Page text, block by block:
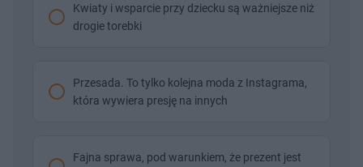
Kwiaty i wsparcie przy dziecku są ważniejsze niż
drogie torebki
Przesada. To tylko kolejna moda z Instagrama,
która wywiera presję na innych
Fajna sprawa, pod warunkiem, że prezent jest